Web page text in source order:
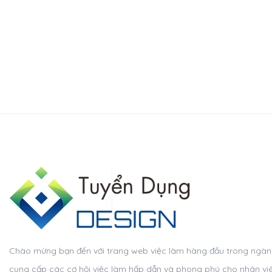
Chào mừng bạn đến với trang web việc làm hàng đầu trong
cung cấp các cơ hội việc làm hấp dẫn và phong phú cho nhân